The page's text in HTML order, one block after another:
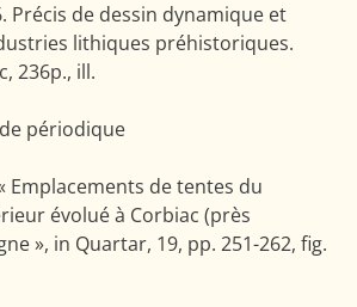
Précis de dessin dynamique et
lithiques préhistoriques.
236p., ill.
périodique
« Emplacements de tentes du
évolué à Corbiac (près
», in Quartar, 19, pp. 251-262, fig.